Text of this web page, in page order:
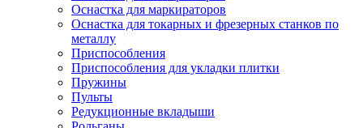
Оснастка для маркираторов
Оснастка для токарных и фрезерных станков по
металлу
Приспособления
Приспособления для укладки плитки
Пружины
Пульты
Редукционные вкладыши